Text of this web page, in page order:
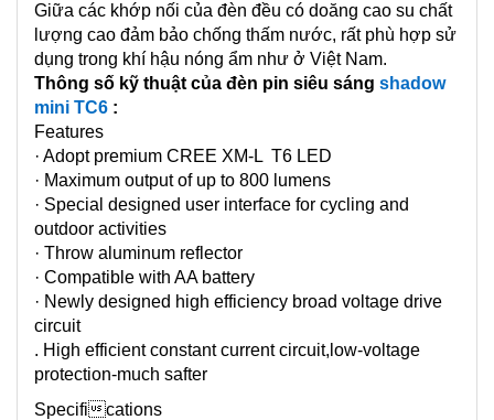
Giữa các khớp nối của đèn đều có doăng cao su chất
lượng cao đảm bảo chống thấm nước, rất phù hợp sử
dụng trong khí hậu nóng ẩm như ở Việt Nam.
Thông số kỹ thuật của đèn pin siêu sáng shadow
mini TC6 :
Features
· Adopt premium CREE XM-L T6 LED
· Maximum output of up to 800 lumens
· Special designed user interface for cycling and
outdoor activities
· Throw aluminum reflector
· Compatible with AA battery
· Newly designed high efficiency broad voltage drive
circuit
. High efficient constant current circuit,low-voltage
protection-much safter
Specifications